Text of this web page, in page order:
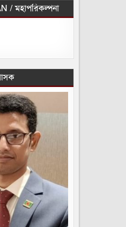
/ মহাপরিকল্পনা